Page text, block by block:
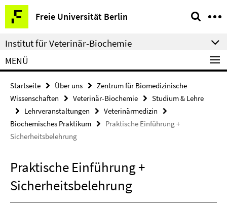
Springe
direkt
zu
Inhalt
Freie Universität Berlin
Service-
Navigation
Institut für Veterinär-Biochemie
MENÜ
Startseite Über uns
Zentrum für Biomedizinische
Wissenschaften
Veterinär-Biochemie
Studium & Lehre
Lehrveranstaltungen
Veterinärmedizin
Biochemisches Praktikum
Praktische Einführung +
Sicherheitsbelehrung
Praktische Einführung +
Sicherheitsbelehrung